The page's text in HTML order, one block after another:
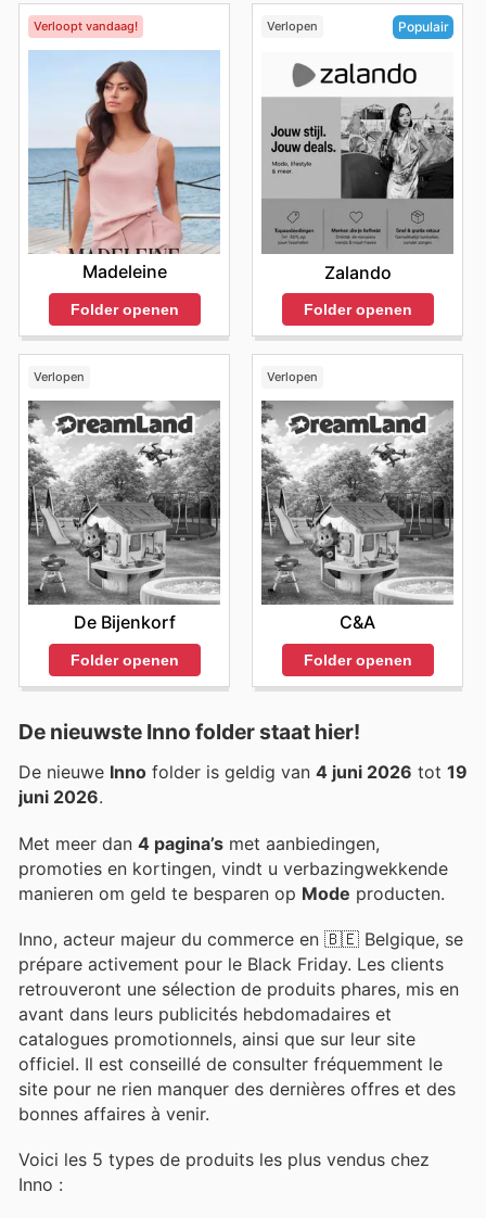
Verloopt vandaag!
Madeleine
Folder openen
Verlopen Populair
Zalando
Folder openen
Verlopen
De Bijenkorf
Folder openen
Verlopen
C&A
Folder openen
De nieuwste Inno folder staat hier!
De nieuwe Inno folder is geldig van 4 juni 2026 tot 19
juni 2026.
Met meer dan 4 pagina’s met aanbiedingen,
promoties en kortingen, vindt u verbazingwekkende
manieren om geld te besparen op Mode producten.
Inno, acteur majeur du commerce en 🇧🇪 Belgique, se
prépare activement pour le Black Friday. Les clients
retrouveront une sélection de produits phares, mis en
avant dans leurs publicités hebdomadaires et
catalogues promotionnels, ainsi que sur leur site
officiel. Il est conseillé de consulter fréquemment le
site pour ne rien manquer des dernières offres et des
bonnes affaires à venir.
Voici les 5 types de produits les plus vendus chez
Inno :